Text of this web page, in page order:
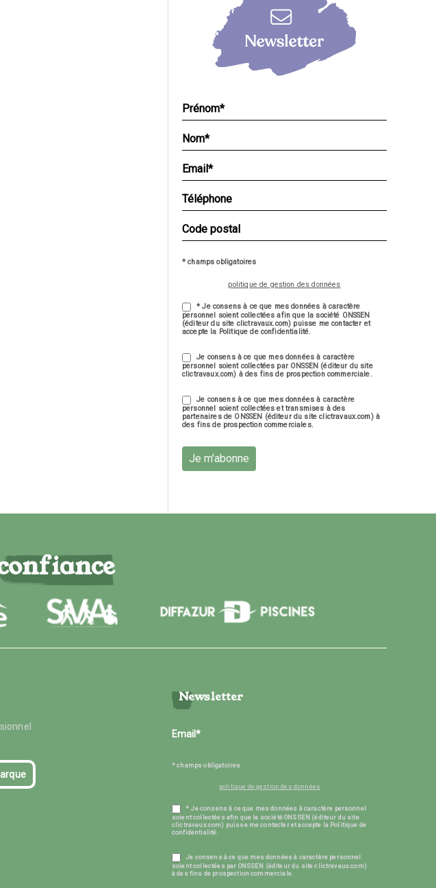
* champs obligatoires
politique de gestion des données
* Je consens à ce que mes données à caractère
personnel soient collectées afin que la société ONSSEN
(éditeur du site clictravaux.com) puisse me contacter et
accepte la Politique de confidentialité.
Je consens à ce que mes données à caractère
personnel soient collectées par ONSSEN (éditeur du site
clictravaux.com) à des fins de prospection commerciale.
Je consens à ce que mes données à caractère
personnel soient collectées et transmises à des
partenaires de ONSSEN (éditeur du site clictravaux.com) à
des fins de prospection commerciales.
Je m'abonne
Newsletter
* champs obligatoires
politique de gestion des données
* Je consens à ce que mes données à caractère personnel
soient collectées afin que la société ONSSEN (éditeur du site
clictravaux.com) puisse me contacter et accepte la Politique de
confidentialité.
Je consens à ce que mes données à caractère personnel
soient collectées par ONSSEN (éditeur du site clictravaux.com)
à des fins de prospection commerciale.